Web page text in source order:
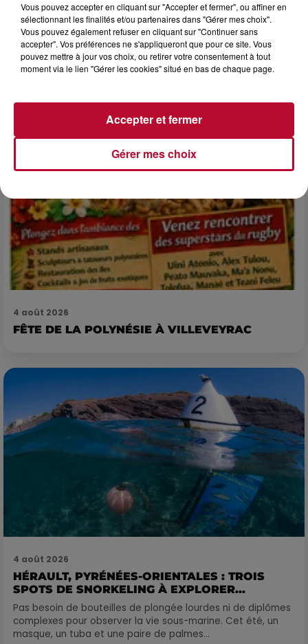
6 août 2026
NÎMES : « LE RÊVE DU GLADIATEUR » INVESTIT
LES ARÈNES CES 3...
Après un franc succès l'été dernier, le spectacle « Le Rêve
du gladiateur » revient illuminer l'amphithéâtre romain les 6,
4 août 2026
FÊTE DE LA POLYNÉSIE À VILLEVEYRAC
4 août 2026
HÉRAULT, PYRÉNÉES-ORIENTALES : TROIS
SPOTS DE SNORKELING À EXPLORER...
Pas besoin de bouteilles de plongée lourdes ni de diplômes
complexes pour observer la vie sous-marine. Cet été, un
masque, un tuba et une paire de palmes...
Vous pouvez accepter en cliquant sur "Accepter et fermer", ou affiner en
sélectionnant les finalités et/ou partenaires dans "Gérer mes choix".
Vous pouvez également refuser en cliquant sur "Continuer sans
accepter". Vos préférences ne s'appliqueront que pour ce site. Vous
pouvez mettre à jour vos choix, ou retirer votre consentement à tout
moment via le lien "Gérer les cookies" situé en bas de chaque page.
Gérer mes choix
Accepter et fermer